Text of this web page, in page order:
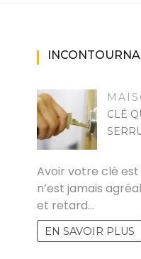
CLÉ
Avoir votre clé
n’est jamais
et retard…
EN SAVOIR PLUS